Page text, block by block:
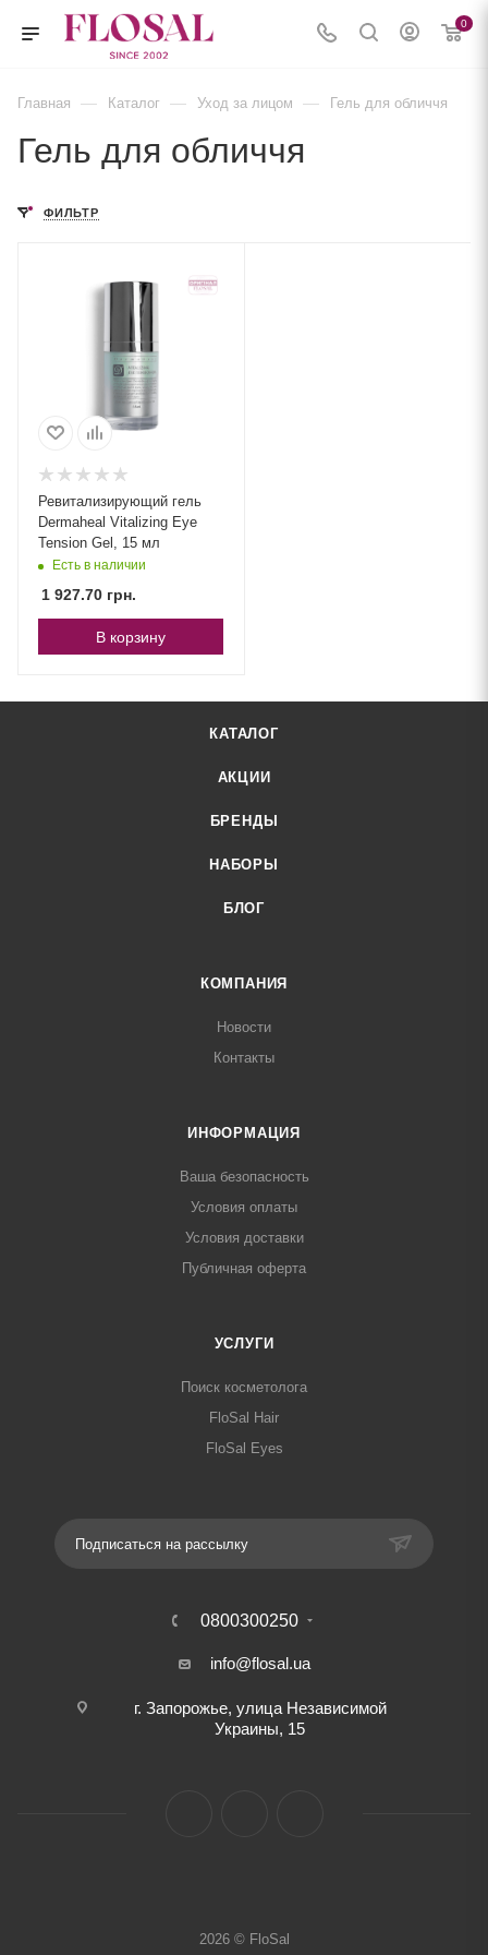
0
Главная — Каталог — Уход за лицом — Гель для обличчя
Гель для обличчя
ФИЛЬТР
Ревитализирующий гель
Dermaheal Vitalizing Eye
Tension Gel, 15 мл
Есть в наличии
1 927.70 грн.
В корзину
КАТАЛОГ
АКЦИИ
БРЕНДЫ
НАБОРЫ
БЛОГ
КОМПАНИЯ
Новости
Контакты
ИНФОРМАЦИЯ
Ваша безопасность
Условия оплаты
Условия доставки
Публичная оферта
УСЛУГИ
Поиск косметолога
FloSal Hair
FloSal Eyes
Подписаться на рассылку
0800300250
info@flosal.ua
г. Запорожье, улица Независимой
Украины, 15
2026 © FloSal